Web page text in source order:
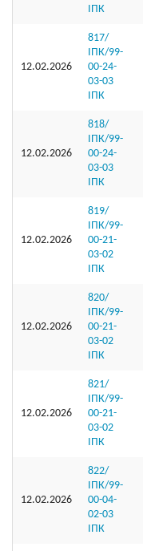
ІПК
12.02.2026
817/
ІПК/99-
00-24-
03-03
ІПК
12.02.2026
818/
ІПК/99-
00-24-
03-03
ІПК
12.02.2026
819/
ІПК/99-
00-21-
03-02
ІПК
12.02.2026
820/
ІПК/99-
00-21-
03-02
ІПК
12.02.2026
821/
ІПК/99-
00-21-
03-02
ІПК
12.02.2026
822/
ІПК/99-
00-04-
02-03
ІПК